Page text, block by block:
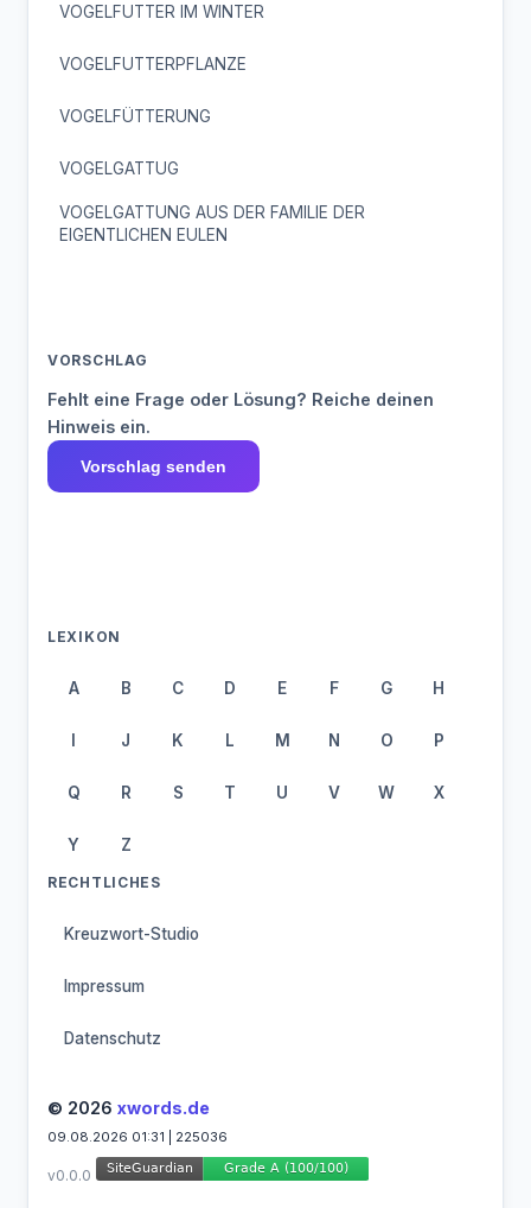
VOGELFUTTER IM WINTER
VOGELFUTTERPFLANZE
VOGELFÜTTERUNG
VOGELGATTUG
VOGELGATTUNG AUS DER FAMILIE DER
EIGENTLICHEN EULEN
VORSCHLAG
Fehlt eine Frage oder Lösung? Reiche deinen
Hinweis ein.
Vorschlag senden
LEXIKON
A B C D E F G H
I J K L M N O P
Q R S T U V W X
Y Z
RECHTLICHES
Kreuzwort-Studio
Impressum
Datenschutz
© 2026 xwords.de
09.08.2026 01:31 | 225036
v0.0.0